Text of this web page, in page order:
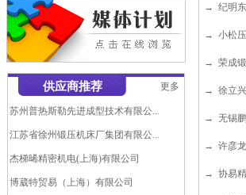
供应商推荐 更多
爱璞特(上海)自动化液压机模具...
广东锻压机床厂有限公司
苏州普热斯勒先进成型技术有限公...
江苏省徐州锻压机床厂集团有限公...
杰梯晞精密机电(上海)有限公司
博葳特贸易（上海）有限公司
→ 纪明
→ 小松
→ 荣成
→ 徐立
→ 无锡
→ 许彦
→ 协易